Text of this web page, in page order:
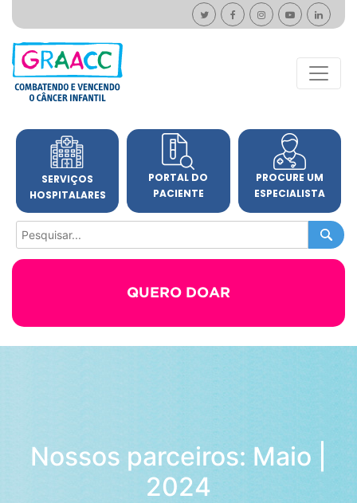
SERVIÇOS
HOSPITALARES
PORTAL DO
PACIENTE
PROCURE UM
ESPECIALISTA
QUERO DOAR
Nossos parceiros: Maio |
2024